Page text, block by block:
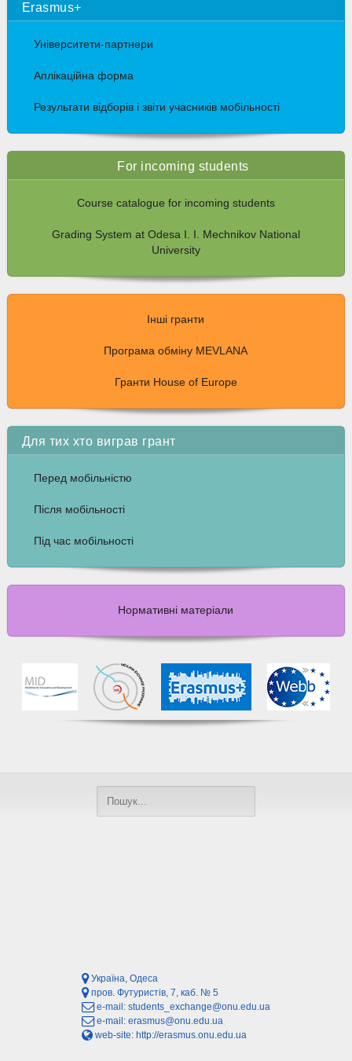
Erasmus+
Університети-партнери
Аплікаційна форма
Результати відборів і звіти учасників мобільності
For incoming students
Course catalogue for incoming students
Grading System at Odesa I. I. Mechnikov National
University
Інші гранти
Програма обміну MEVLANA
Гранти House of Europe
Для тих хто виграв грант
Перед мобільністю
Після мобільності
Під час мобільності
Нормативні матеріали
Україна, Одеса
пров. Футуристів, 7, каб. № 5
e-mail: students_exchange@onu.edu.ua
e-mail: erasmus@onu.edu.ua
web-site: http://erasmus.onu.edu.ua